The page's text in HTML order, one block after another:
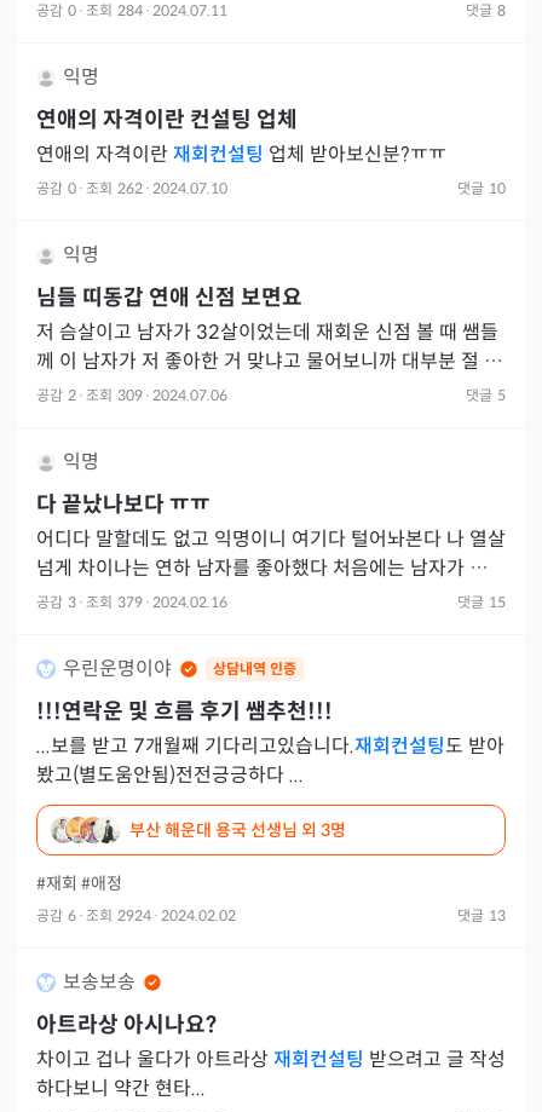
공감 0 · 조회 284 · 2024.07.11 댓글 8
익명
연애의 자격이란 컨설팅 업체
연애의 자격이란 재회컨설팅 업체 받아보신분?ㅠㅠ
공감 0 · 조회 262 · 2024.07.10 댓글 10
익명
님들 띠동갑 연애 신점 보면요
저 슴살이고 남자가 32살이었는데 재회운 신점 볼 때 쌤들
께 이 남자가 저 좋아한 거 맞냐고 물어보니까 대부분 절 좋
아한 적도 없고 이용했다고 하는 겁니다.. 솔직히 한국에선
공감 2 · 조회 309 · 2024.07.06 댓글 5
익명
다 끝났나보다 ㅠㅠ
어디다 말할데도 없고 익명이니 여기다 털어놔본다 나 열살
넘게 차이나는 연하 남자를 좋아했다 처음에는 남자가 먼저
다가와서 나에게 드라마같은 일이 일어나는줄 알았는데 아
공감 3 · 조회 379 · 2024.02.16 댓글 15
우린운명이야 상담내역 인증
!!!연락운 및 흐름 후기 쌤추천!!!
...보를 받고 7개월째 기다리고있습니다.재회컨설팅도 받아
봤고(별도움안됨)전전긍긍하다 ...
부산 해운대 용국 선생님 외 3명
#재회 #애정
공감 6 · 조회 2924 · 2024.02.02 댓글 13
보송보송
아트라상 아시나요?
차이고 겁나 울다가 아트라상 재회컨설팅 받으려고 글 작성
하다보니 약간 현타...